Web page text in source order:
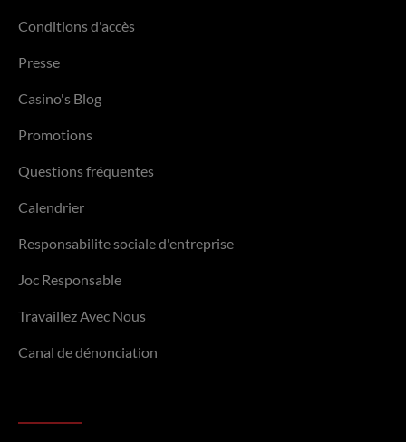
Conditions d'accès
Presse
Casino's Blog
Promotions
Questions fréquentes
Calendrier
Responsabilite sociale d'entreprise
Joc Responsable
Travaillez Avec Nous
Canal de dénonciation